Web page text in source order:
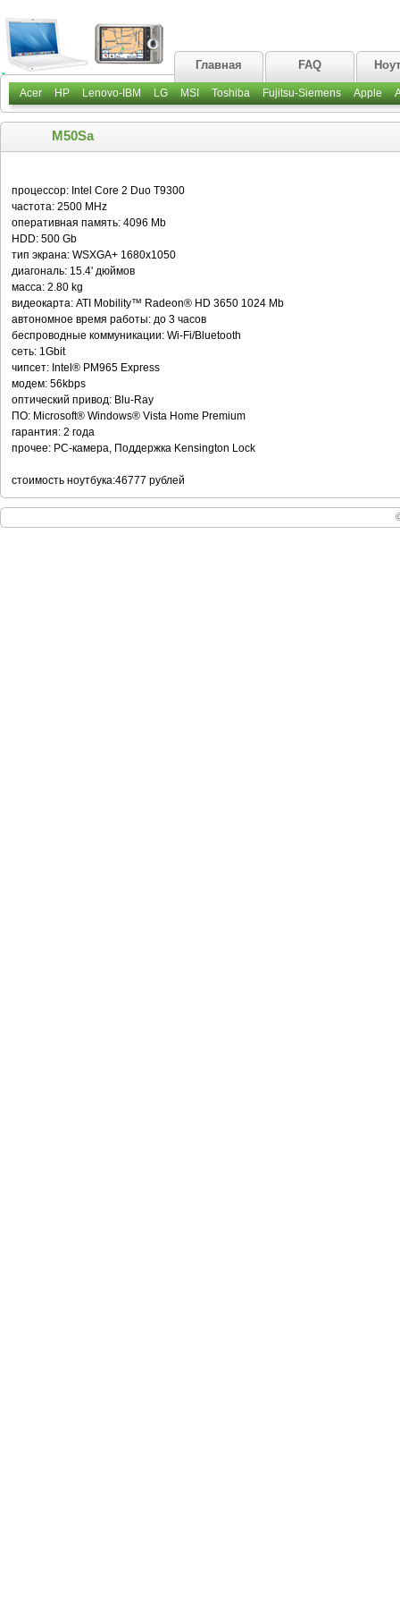
Главная FAQ
Acer HP Lenovo-IBM LG MSI Toshiba Fujitsu-Siemens Apple
M50Sa
процессор: Intel Core 2 Duo T9300
частота: 2500 MHz
оперативная память: 4096 Mb
HDD: 500 Gb
тип экрана: WSXGA+ 1680x1050
диагональ: 15.4' дюймов
масса: 2.80 kg
видеокарта: ATI Mobility™ Radeon® HD 3650 1024 Mb
автономное время работы: до 3 часов
беспроводные коммуникации: Wi-Fi/Bluetooth
сеть: 1Gbit
чипсет: Intel® PM965 Express
модем: 56kbps
оптический привод: Blu-Ray
ПО: Microsoft® Windows® Vista Home Premium
гарантия: 2 года
прочее: PC-камера, Поддержка Kensington Lock
стоимость ноутбука:46777 рублей